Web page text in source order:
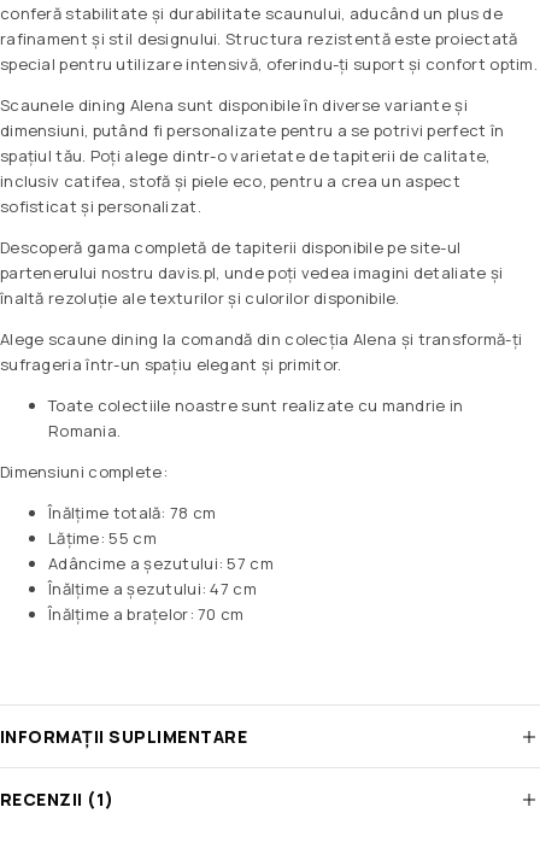
conferă stabilitate și durabilitate scaunului, aducând un plus de
rafinament și stil designului. Structura rezistentă este proiectată
special pentru utilizare intensivă, oferindu-ți suport și confort optim.
Scaunele dining Alena sunt disponibile în diverse variante și
dimensiuni, putând fi personalizate pentru a se potrivi perfect în
spațiul tău. Poți alege dintr-o varietate de tapiterii de calitate,
inclusiv catifea, stofă și piele eco, pentru a crea un aspect
sofisticat și personalizat.
Descoperă gama completă de tapiterii disponibile pe site-ul
partenerului nostru davis.pl, unde poți vedea imagini detaliate și
înaltă rezoluție ale texturilor și culorilor disponibile.
Alege scaune dining la comandă din colecția Alena și transformă-ți
sufrageria într-un spațiu elegant și primitor.
Toate colectiile noastre sunt realizate cu mandrie in
Romania.
Dimensiuni complete:
Înălțime totală: 78 cm
Lățime: 55 cm
Adâncime a șezutului: 57 cm
Înălțime a șezutului: 47 cm
Înălțime a brațelor: 70 cm
INFORMAȚII SUPLIMENTARE
RECENZII (1)